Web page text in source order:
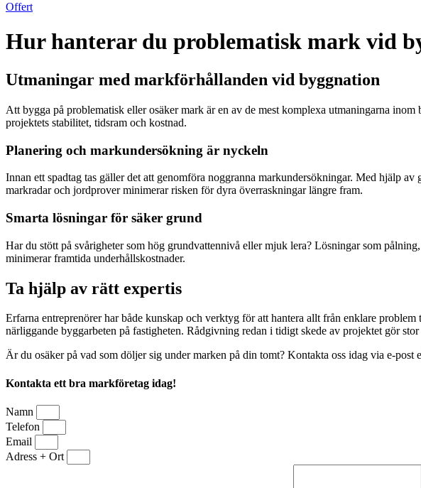
Offert
Hur hanterar du problematisk mark vid
Utmaningar med markförhållanden vid byggnation
Att bygga på problematisk eller osäker mark är en av de mest komplexa utmaningarna
projektets stabilitet, tidsram och kostnad.
Planering och markundersökning är nyckeln
Innan ett spadtag tas gäller det att genomföra noggranna markundersökningar. Med hjälp
markradar och jordprover minimerar risken för dyra överraskningar längre fram.
Smarta lösningar för säker grund
Har du stött på svårigheter som hög grundvattennivå eller mjuk lera? Lösningar som
minimerar framtida underhållskostnader.
Ta hjälp av rätt expertis
Erfarna entreprenörer har både kunskap och verktyg för att hantera allt från enklare
närliggande byggarbeten på fastigheten. Rådgivning redan i tidigt skede av projektet gör
Är du osäker på vad som döljer sig under marken på din tomt? Kontakta oss idag via e-
Kontakta ett bra markföretag idag!
Namn
Telefon
Email
Adress + Ort